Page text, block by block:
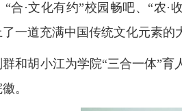
合·文化有约”校园畅吧、“农
一道充满中国传统文化元素的
和胡小江为学院“三合一体”
。